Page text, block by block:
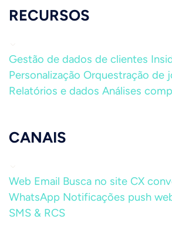
RECURSOS
Gestão de dados de clientes
Personalização Orquestração de
Relatórios e dados Análises
CANAIS
Web Email Busca no site CX
WhatsApp Notificações push
SMS & RCS